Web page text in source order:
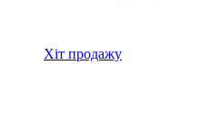
Хіт продажу